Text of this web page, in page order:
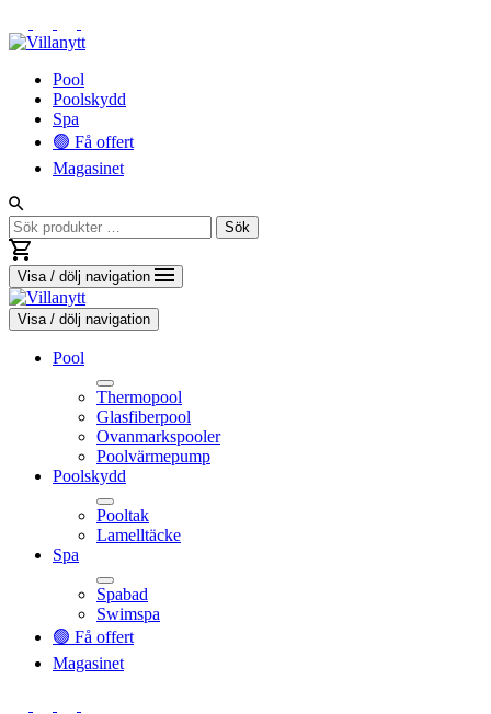
innehåll
Pool
Poolskydd
Spa
🟢 Få offert
Magasinet
Sök
efter:
Sök
Visa / dölj navigation
Visa / dölj navigation
Pool
Thermopool
Glasfiberpool
Ovanmarkspooler
Poolvärmepump
Toggle
Poolskydd
Pooltak
Lamelltäcke
Toggle
Spa
Spabad
Swimspa
Toggle
🟢 Få offert
Magasinet